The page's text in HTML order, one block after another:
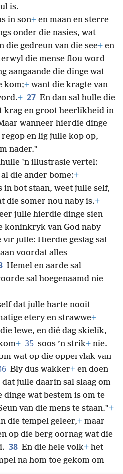
is.
in son+ en maan en sterre
onder die nasies, wat
die gedreun van die see+ en
die mense flou word
aangaande die dinge wat
kom;+ want die kragte van
+ 27 En dan sal hulle die
krag en groot heerlikheid in
wanneer hierdie dinge
en lig julle kop op,
nader.”
’n illustrasie vertel:
die ander bome:+
in bot staan, weet julle self,
die somer nou naby is.+
julle hierdie dinge sien
koninkryk van God naby
vir julle: Hierdie geslag sal
voordat alles
Hemel en aarde sal
sal hoegenaamd nie
dat julle harte nooit
etery en strawwe+
lewe, en dié dag skielik,
+ 35 soos ’n strik+ nie.
wat op die oppervlak van
Bly dus wakker+ en doen
dat julle daarin sal slaag om
wat bestem is om te
van die mens te staan.”+
die tempel geleer,+ maar
op die berg oornag wat die
38 En die hele volk+ het
na hom toe gekom om